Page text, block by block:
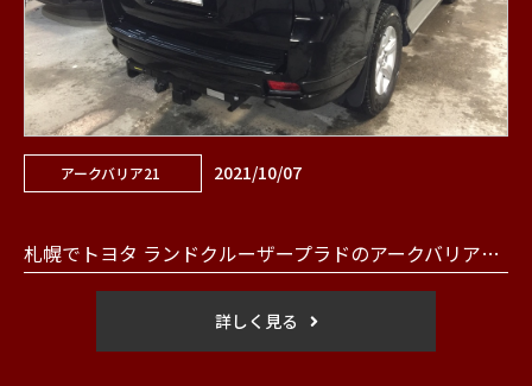
アークバリア21 2021/10/07
札幌でトヨタ ランドクルーザープラドのアークバリアを行いました。
詳しく見る